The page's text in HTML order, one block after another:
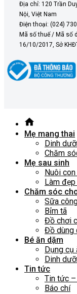
Địa chỉ: 120 Trần
Nội, Việt Nam
Điện thoại: (024)
Mã số thuế / Mã số
16/10/2017, Sở
Mẹ mang thai
Dinh
Chăm
Mẹ sau sinh
Nuôi
Làm
Chăm sóc
Sữa
Bỉm tã
Đồ chơi
Đồ dùng
Bé ăn dặm
Dụng cụ
Dinh
Tin tức
Tin tức
Báo chí